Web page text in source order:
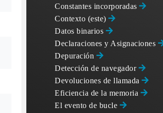
Constantes incorporadas
Contexto (este)
Datos binarios
Declaraciones y Asignaciones
Depuración
Detección de navegador
Devoluciones de llamada
Eficiencia de la memoria
El evento de bucle